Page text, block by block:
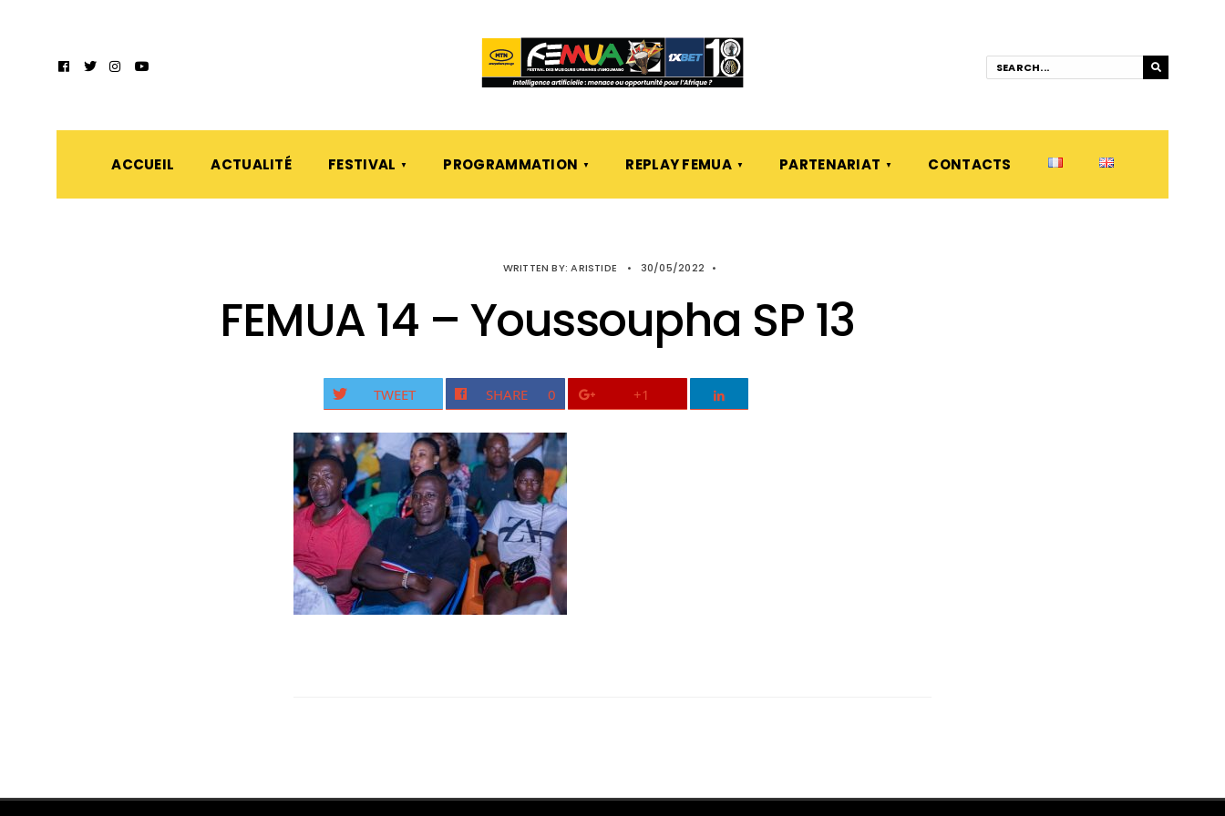
ACCUEIL ACTUALITÉ FESTIVAL PROGRAMMATION REPLAY FEMUA PARTENARIAT CONTACTS
WRITTEN BY:ARISTIDE • 30/05/2022 •
FEMUA 14 – Youssoupha SP 13
TWEET SHARE 0 +1